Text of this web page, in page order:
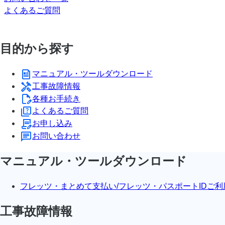
よくあるご質問
目的から探す
マニュアル・ツールダウンロード
工事故障情報
各種お手続き
よくあるご質問
お申し込み
お問い合わせ
マニュアル・ツールダウンロード
フレッツ・まとめて支払い/フレッツ・パスポートIDご
工事故障情報